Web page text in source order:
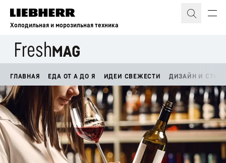
Холодильная и морозильная техника
ГЛАВНАЯ ЕДА ОТ А ДО Я ИДЕИ СВЕЖЕСТИ ДИЗАЙН И